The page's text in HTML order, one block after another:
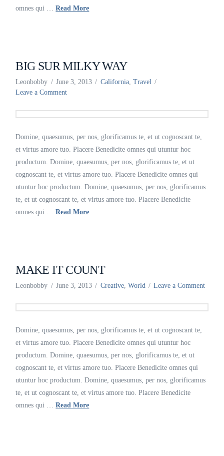
omnes qui …Read More
BIG SUR MILKY WAY
Leonbobby June 3, 2013 California, Travel
Leave a Comment
Domine, quaesumus, per nos, glorificamus te, et ut cognoscant te,
et virtus amore tuo. Placere Benedicite omnes qui utuntur hoc
productum. Domine, quaesumus, per nos, glorificamus te, et ut
cognoscant te, et virtus amore tuo. Placere Benedicite omnes qui
utuntur hoc productum. Domine, quaesumus, per nos, glorificamus
te, et ut cognoscant te, et virtus amore tuo. Placere Benedicite
omnes qui …Read More
MAKE IT COUNT
Leonbobby June 3, 2013 Creative, World Leave a Comment
Domine, quaesumus, per nos, glorificamus te, et ut cognoscant te,
et virtus amore tuo. Placere Benedicite omnes qui utuntur hoc
productum. Domine, quaesumus, per nos, glorificamus te, et ut
cognoscant te, et virtus amore tuo. Placere Benedicite omnes qui
utuntur hoc productum. Domine, quaesumus, per nos, glorificamus
te, et ut cognoscant te, et virtus amore tuo. Placere Benedicite
omnes qui …Read More